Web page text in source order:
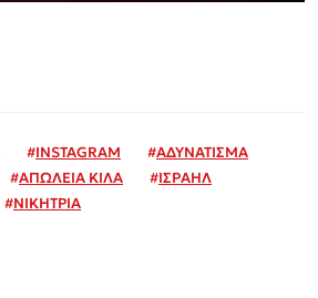
#INSTAGRAM #ΑΔΥΝΑΤΙΣΜΑ
#ΑΠΩΛΕΙΑ ΚΙΛΑ #ΙΣΡΑΗΛ
#ΝΙΚΗΤΡΙΑ